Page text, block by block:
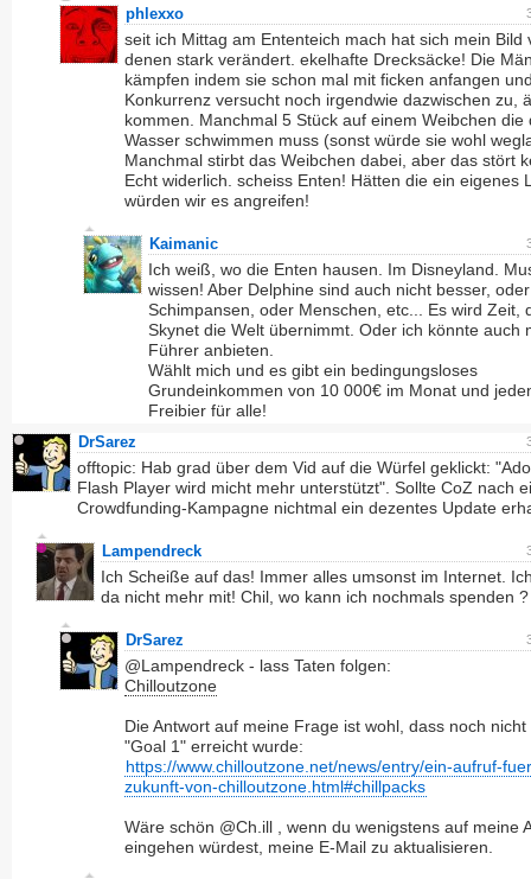
phlexxo
seit ich Mittag am Ententeich mach hat sich mein Bild
denen stark verändert. ekelhafte Drecksäcke! Die
kämpfen indem sie schon mal mit ficken anfangen
Konkurrenz versucht noch irgendwie dazwischen zu,
kommen. Manchmal 5 Stück auf einem Weibchen die
Wasser schwimmen muss (sonst würde sie wohl
Manchmal stirbt das Weibchen dabei, aber das stört
Echt widerlich. scheiss Enten! Hätten die ein eigenes
würden wir es angreifen!
Kaimanic
Ich weiß, wo die Enten hausen. Im Disneyland.
wissen! Aber Delphine sind auch nicht besser, oder
Schimpansen, oder Menschen, etc... Es wird Zeit,
Skynet die Welt übernimmt. Oder ich könnte auch
Führer anbieten.
Wählt mich und es gibt ein bedingungsloses
Grundeinkommen von 10 000€ im Monat und
Freibier für alle!
DrSarez
offtopic: Hab grad über dem Vid auf die Würfel geklickt:
Flash Player wird micht mehr unterstützt". Sollte CoZ nach
Crowdfunding-Kampagne nichtmal ein dezentes Update
Lampendreck
Ich Scheiße auf das! Immer alles umsonst im Internet.
da nicht mehr mit! Chil, wo kann ich nochmals spenden ?
DrSarez
@Lampendreck - lass Taten folgen:
Chilloutzone
Die Antwort auf meine Frage ist wohl, dass noch nicht
"Goal 1" erreicht wurde:
https://www.chilloutzone.net/news/entry/ein-aufruf-
zukunft-von-chilloutzone.html#chillpacks
Wäre schön @Ch.ill , wenn du wenigstens auf meine
eingehen würdest, meine E-Mail zu aktualisieren.